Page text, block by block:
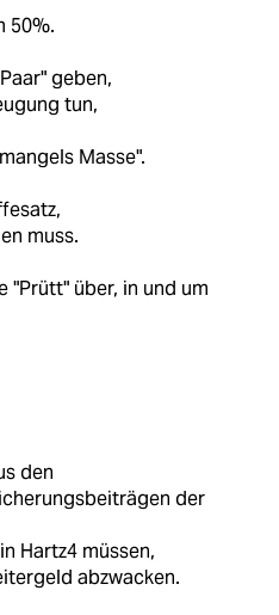
50%.
geben,
tun,
Masse".
muss.
"Prütt" über, in und um
den
der
Hartz4 müssen,
abzwacken.